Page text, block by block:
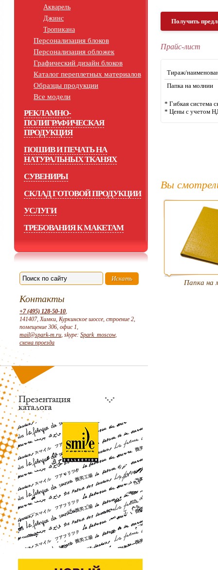
Акварель
Джинс
Тропикана
Персонализация блоков
Персонализация обложек
Графический дизайн блоков
Каталог переплетных материалов
Образцы продукции
Все модели
РЕКЛАМНО-
ПОЛИГРАФИЧЕСКАЯ
ПРОДУКЦИЯ
ПОШИВ И ПЕЧАТЬ НА
НАТУРАЛЬНЫХ ТКАНЯХ
СУВЕНИРЫ
СКЛАД ГОТОВОЙ ПРОДУКЦИИ
УСЛУГИ
ТРЕБОВАНИЯ К МАКЕТАМ
Контакты
+7 (495) 128-50-10,
141407, Химки, Куркинское шоссе, строение 2,
помещение 306, офис 1,
mail@spark-m.ru, skype: Spark_moscow,
схема проезда
Получить
Прайс-лист
Тираж/
Папка на молнии
* Гибкая система
* Цены с учетом
Вы
Папка на